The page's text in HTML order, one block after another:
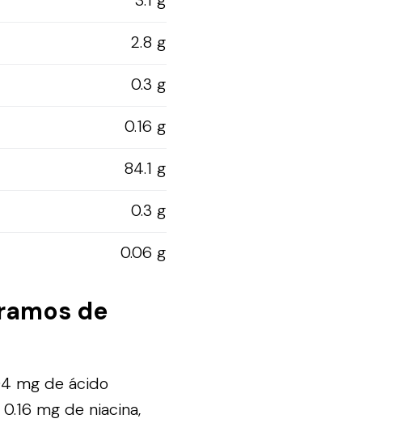
2.8 g
0.3 g
0.16 g
84.1 g
0.3 g
0.06 g
de
mg de ácido
mg de niacina,